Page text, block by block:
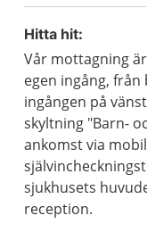
Hitta hit:
Vår mottagning
egen ingång,
ingången på
skyltning "Barn-
ankomst via
sjukhusets
reception.